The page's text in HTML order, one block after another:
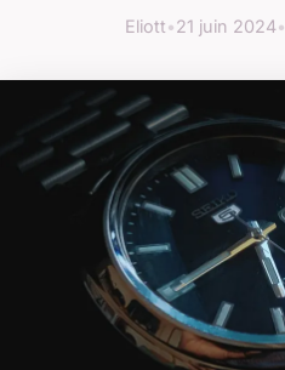
Eliott•21 juin 2024•